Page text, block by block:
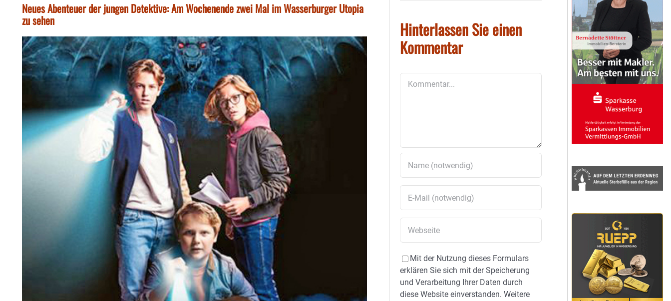
Neues Abenteuer der jungen Detektive: Am Wochenende zwei Mal im Wasserburger Utopia
zu sehen
Hinterlassen Sie einen
Kommentar
Mit der Nutzung dieses Formulars
erklären Sie sich mit der Speicherung
und Verarbeitung Ihrer Daten durch
diese Website einverstanden. Weitere